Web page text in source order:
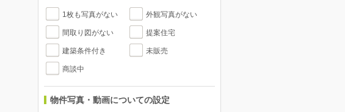
1枚も写真がない 外観写真がない
間取り図がない 提案住宅
建築条件付き 未販売
商談中
物件写真・動画についての設定